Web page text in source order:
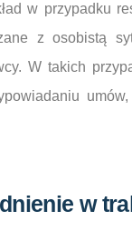
w przypadku
z osobistą
W takich
w